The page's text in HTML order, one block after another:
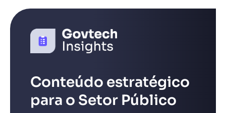
Conteúdo estratégico
para o Setor Público